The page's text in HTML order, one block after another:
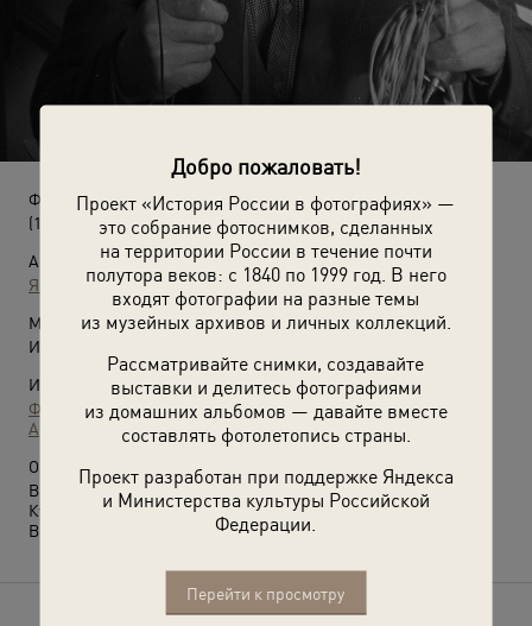
Добро пожаловать!
Проект «История России в фотографиях» —
это собрание фотоснимков, сделанных
на территории России в течение почти
полутора веков: с 1840 по 1999 год. В него
входят фотографии на разные темы
из музейных архивов и личных коллекций.
Рассматривайте снимки, создавайте
выставки и делитесь фотографиями
из домашних альбомов — давайте вместе
составлять фотолетопись страны.
Проект разработан при поддержке Яндекса
и Министерства культуры Российской
Федерации.
Перейти к просмотру
Фотограф
(1984 - 1995)
Автор:
Яков Любченко
Место съемки:
Иркутская обл., Усть-Кутский р-н, пос. Якурим
Источники:
Фотографии пользователей russiainphoto.ru
Архив Якова Любченко
О фотографии:
В 1996 году рабочий поселок Якурим был присоединен к Усть-
Куту.
Выставка
«Лица строителей БАМа»с этой фотографией.